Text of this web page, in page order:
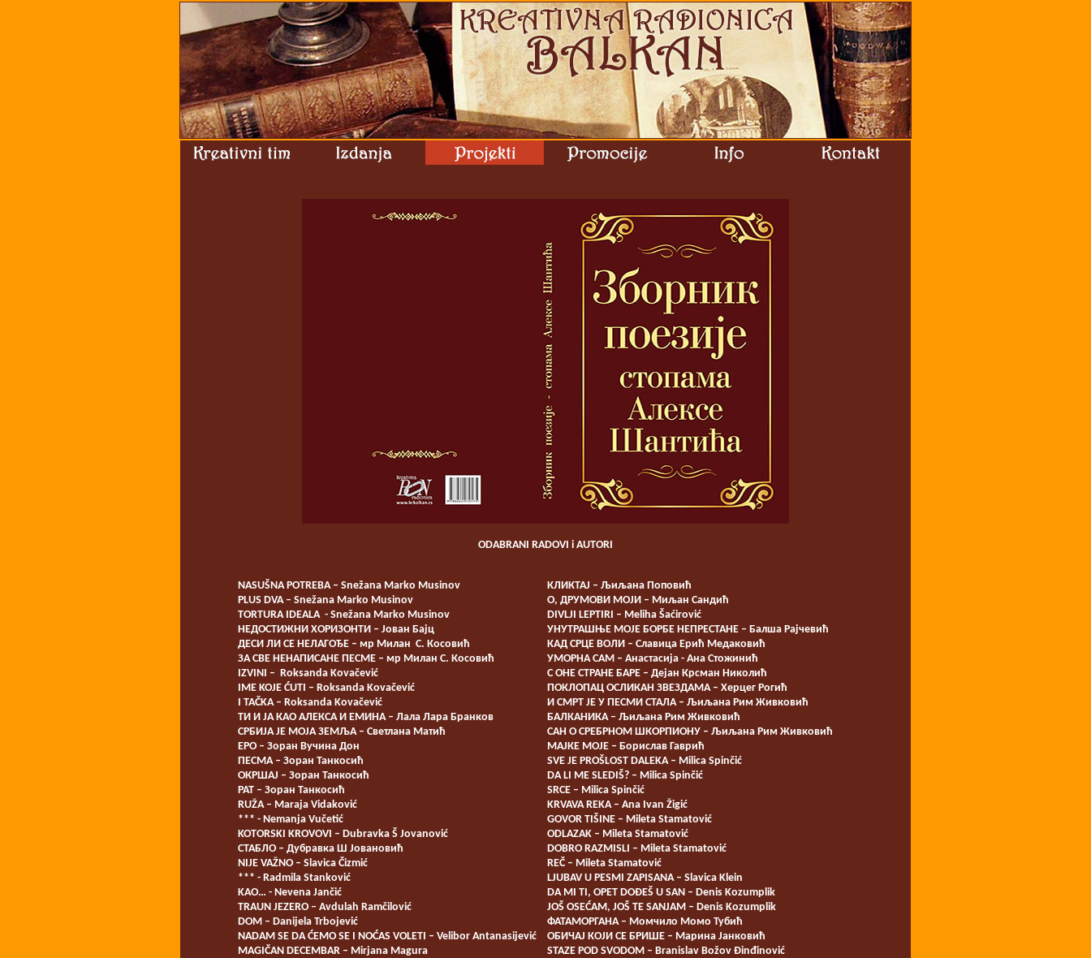
ODABRANI RADOVI i AUTORI
NASUŠNA POTREBA – Snežana Marko Musinov
PLUS DVA – Snežana Marko Musinov
TORTURA IDEALA - Snežana Marko Musinov
НЕДОСТИЖНИ ХОРИЗОНТИ – Јован Бајц
ДЕСИ ЛИ СЕ НЕЛАГОЂЕ – мр Милан С. Косовић
ЗА СВЕ НЕНАПИСАНЕ ПЕСМЕ – мр Милан С. Косовић
IZVINI – Roksanda Kovačević
IME KOJE ĆUTI – Roksanda Kovačević
I TAČKA – Roksanda Kovačević
ТИ И ЈА КАО АЛЕКСА И ЕМИНА – Лала Лара Бранков
СРБИЈА ЈЕ МОЈА ЗЕМЉА – Светлана Матић
ЕРО – Зоран Вучина Дон
ПЕСМА – Зоран Танкосић
ОКРШАЈ – Зоран Танкосић
РАТ – Зоран Танкосић
RUŽA – Maraja Vidaković
*** - Nemanja Vučetić
KOTORSKI KROVOVI – Dubravka Š Jovanović
СТАБЛО – Дубравка Ш Јовановић
NIJE VAŽNO – Slavica Čizmić
*** - Radmila Stanković
KAO… - Nevena Jančić
TRAUN JEZERO – Avdulah Ramčilović
DOM – Danijela Trbojević
NADAM SE DA ĆEMO SE I NOĆAS VOLETI – Velibor Antanasijević
MAGIČAN DECEMBAR – Mirjana Magura
КЛИКТАЈ – Љиљана Поповић
О, ДРУМОВИ МОЈИ – Миљан Сандић
DIVLJI LEPTIRI – Meliha Šaćirović
УНУТРАШЊЕ МОЈЕ БОРБЕ НЕПРЕСТАНЕ – Балша Рајчевић
КАД СРЦЕ ВОЛИ – Славица Ерић Медаковић
УМОРНА САМ – Анастасија - Ана Стожинић
С ОНЕ СТРАНЕ БАРЕ – Дејан Крсман Николић
ПОКЛОПАЦ ОСЛИКАН ЗВЕЗДАМА – Херцег Рогић
И СМРТ ЈЕ У ПЕСМИ СТАЛА – Љиљана Рим Живковић
БАЛКАНИКА – Љиљана Рим Живковић
САН О СРЕБРНОМ ШКОРПИОНУ – Љиљана Рим Живковић
МАЈКЕ МОЈЕ – Борислав Гаврић
SVE JE PROŠLOST DALEKA – Milica Spinčić
DA LI ME SLEDIŠ? – Milica Spinčić
SRCE – Milica Spinčić
KRVAVA REKA – Ana Ivan Žigić
GOVOR TIŠINE – Mileta Stamatović
ODLAZAK – Mileta Stamatović
DOBRO RAZMISLI – Mileta Stamatović
REČ – Mileta Stamatović
LJUBAV U PESMI ZAPISANA – Slavica Klein
DA MI TI, OPET DOĐEŠ U SAN – Denis Kozumplik
JOŠ OSEĆAM, JOŠ TE SANJAM – Denis Kozumplik
ФАТАМОРГАНА – Момчило Момо Тубић
ОБИЧАЈ КОЈИ СЕ БРИШЕ – Марина Јанковић
STAZE POD SVODOM – Branislav Božov Đinđinović